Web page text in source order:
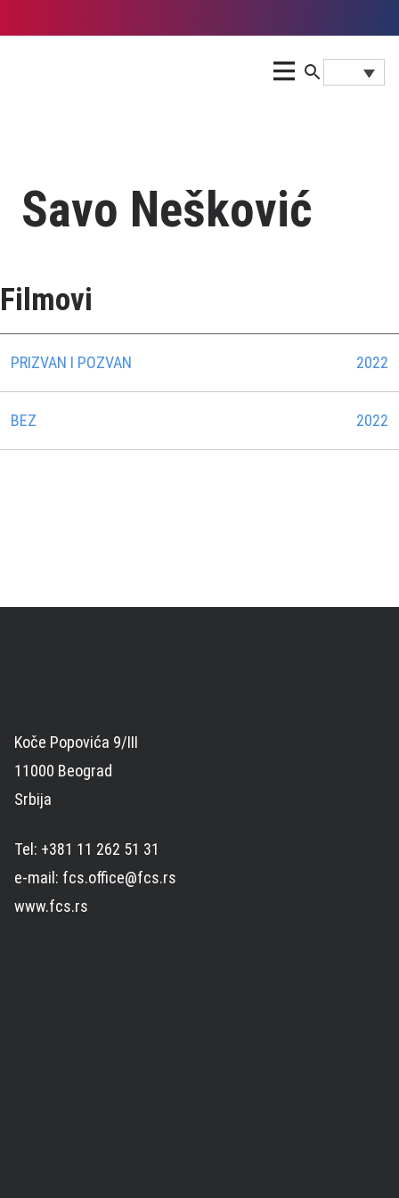
Savo Nešković
Filmovi
PRIZVAN I POZVAN 2022
BEZ 2022
Koče Popovića 9/III
11000 Beograd
Srbija
Tel: +381 11 262 51 31
e-mail: fcs.office@fcs.rs
www.fcs.rs